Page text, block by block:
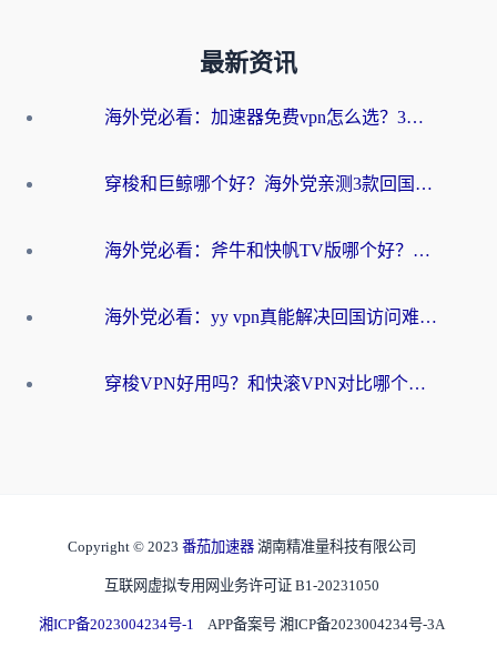
最新资讯
海外党必看：加速器免费vpn怎么选？3步教你无缝访问国内资源
穿梭和巨鲸哪个好？海外党亲测3款回国加速器，教你避开90%的坑
海外党必看：斧牛和快帆TV版哪个好？3分钟选对回国加速器，无缝刷B站、追热剧
海外党必看：yy vpn真能解决回国访问难题？附云极initap测评+免费方案对比
穿梭VPN好用吗？和快滚VPN对比哪个回国效果更好？海外党选回国加速器必看指南
Copyright © 2023 番茄加速器 湖南精准量科技有限公司
互联网虚拟专用网业务许可证 B1-20231050
湘ICP备2023004234号-1 APP备案号 湘ICP备2023004234号-3A